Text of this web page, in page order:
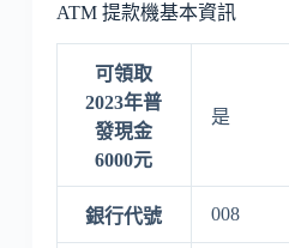
ATM 提款機基本資訊
可領取
2023年普
發現金
6000元
是
銀行代號 008